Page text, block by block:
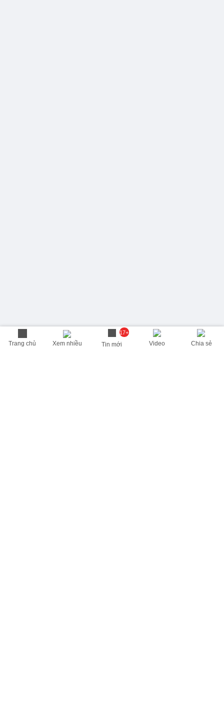
Trang chủ Xem nhiều
17+
Tin mới Video Chia sẻ